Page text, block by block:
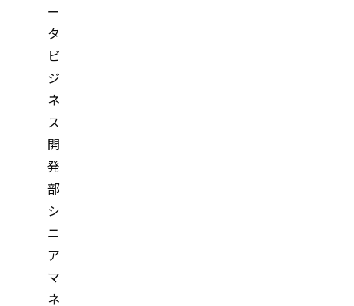
ー
タ
ビ
ジ
ネ
ス
開
発
部
シ
ニ
ア
マ
ネ